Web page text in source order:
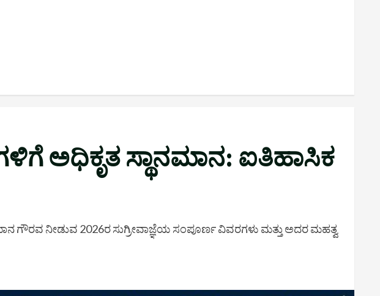
ಅಧಿಕೃತ ಸ್ಥಾನಮಾನ: ಐತಿಹಾಸಿಕ
ಗೌರವ ನೀಡುವ 2026ರ ಸುಗ್ರೀವಾಜ್ಞೆಯ ಸಂಪೂರ್ಣ ವಿವರಗಳು ಮತ್ತು ಅದರ ಮಹತ್ವ